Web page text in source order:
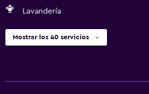
Lavandería
Mostrar los 40 servicios